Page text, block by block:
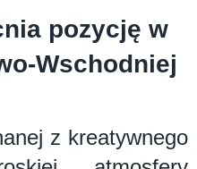
pozycję w
Wschodniej
z kreatywnego